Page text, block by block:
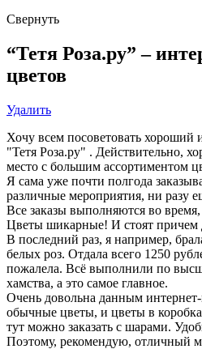
Свернуть
“Тетя Роза.ру” –
цветов
Удалить
Хочу всем посоветовать хороший
"Тетя Роза.ру" . Действительно,
место с большим ассортиментом
Я сама уже почти полгода
различные мероприятия, ни разу
Все заказы выполняются во
Цветы шикарные! И стоят причем
В последний раз, я например,
белых роз. Отдала всего 1250
пожалела. Всё выполнили по
хамства, а это самое главное.
Очень довольна данным
обычные цветы, и цветы в
тут можно заказать с шарами.
Поэтому, рекомендую, отличный